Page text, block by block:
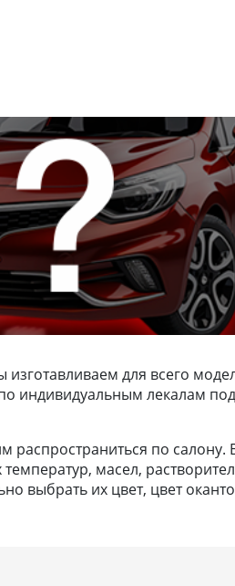
для всего
индивидуальным лекалам
распространиться по салону.
масел,
выбрать их цвет, цвет